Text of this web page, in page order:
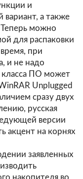
и
а также
Теперь можно
для распаковки
при
и не надо
класса ПО может
Unplugged
сразу двух
русская
версии
акцент на корнях
заявленных
накопителя во